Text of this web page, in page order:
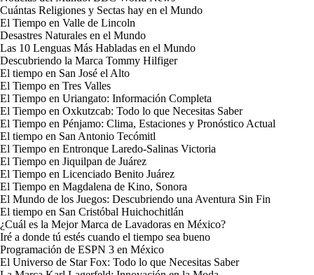
Cuántas Religiones y Sectas hay en el Mundo
El Tiempo en Valle de Lincoln
Desastres Naturales en el Mundo
Las 10 Lenguas Más Habladas en el Mundo
Descubriendo la Marca Tommy Hilfiger
El tiempo en San José el Alto
El Tiempo en Tres Valles
El Tiempo en Uriangato: Información Completa
El Tiempo en Oxkutzcab: Todo lo que Necesitas Saber
El Tiempo en Pénjamo: Clima, Estaciones y Pronóstico Actual
El tiempo en San Antonio Tecómitl
El Tiempo en Entronque Laredo-Salinas Victoria
El Tiempo en Jiquilpan de Juárez
El Tiempo en Licenciado Benito Juárez
El Tiempo en Magdalena de Kino, Sonora
El Mundo de los Juegos: Descubriendo una Aventura Sin Fin
El tiempo en San Cristóbal Huichochitlán
¿Cuál es la Mejor Marca de Lavadoras en México?
Iré a donde tú estés cuando el tiempo sea bueno
Programación de ESPN 3 en México
El Universo de Star Fox: Todo lo que Necesitas Saber